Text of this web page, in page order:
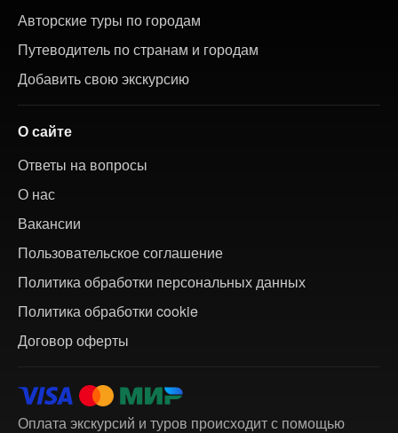
Авторские туры по городам
Путеводитель по странам и городам
Добавить свою экскурсию
О сайте
Ответы на вопросы
О нас
Вакансии
Пользовательское соглашение
Политика обработки персональных данных
Политика обработки cookie
Договор оферты
Оплата экскурсий и туров происходит с помощью